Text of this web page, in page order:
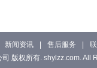
新闻资讯 售后服务
版权所有. shylzz.com. All